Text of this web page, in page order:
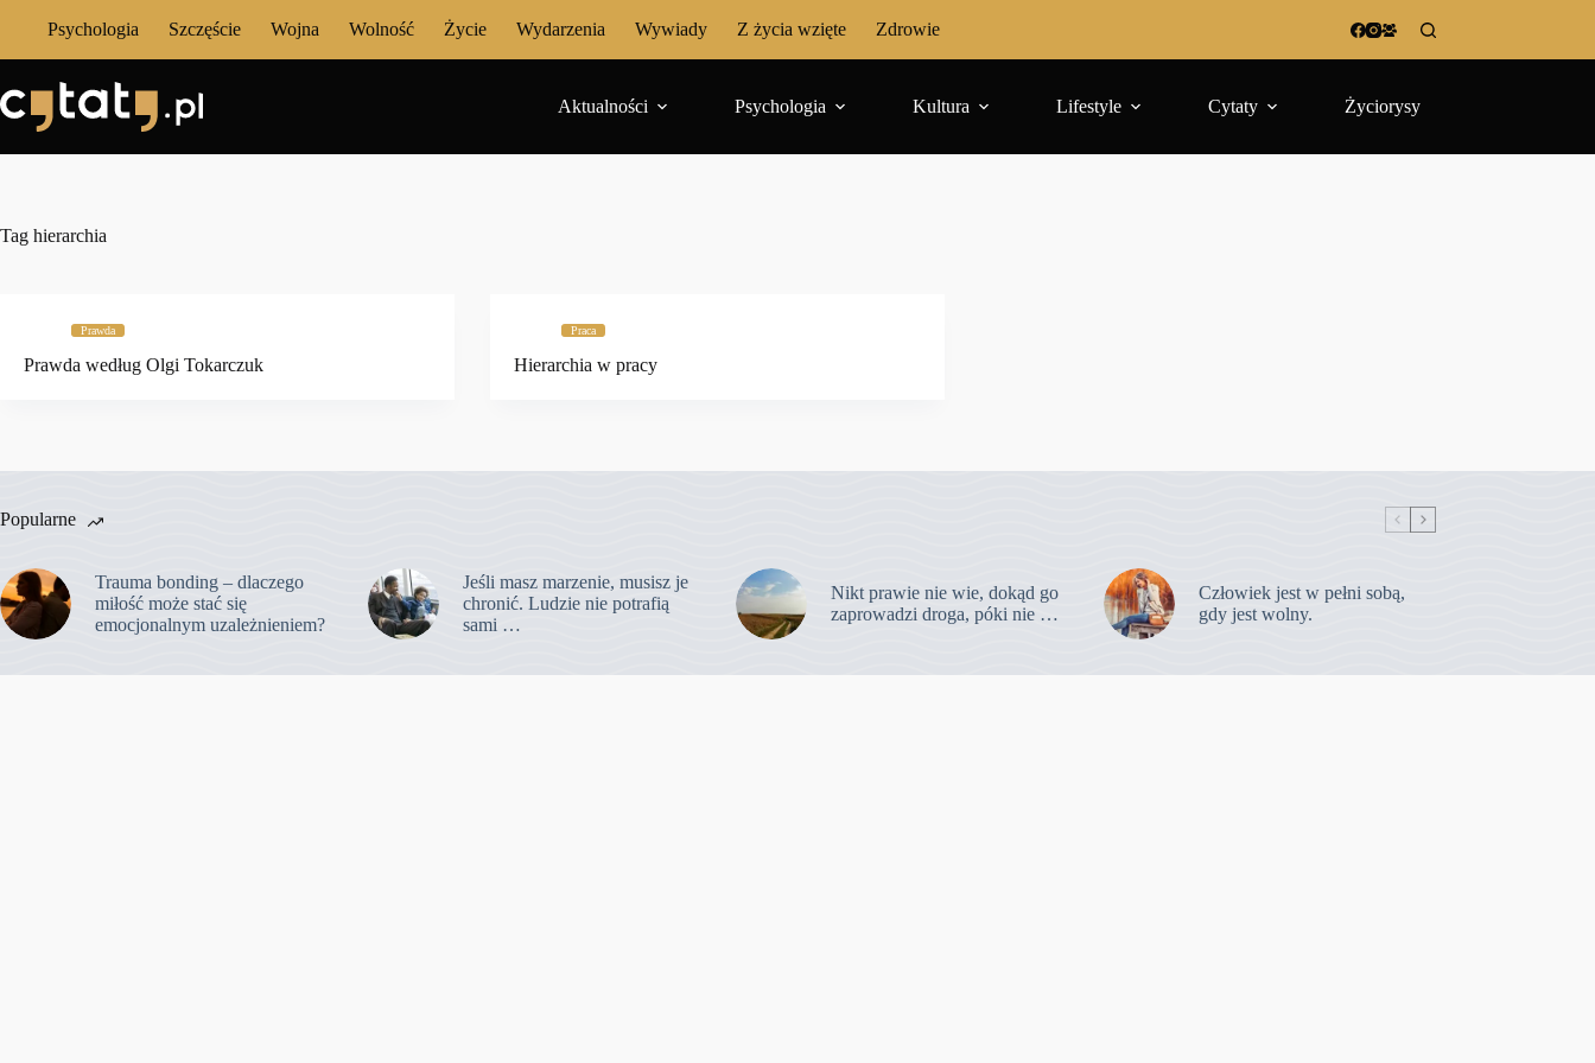
Psychologia Szczęście Wojna Wolność Życie Wydarzenia Wywiady Z życia wzięte Zdrowie
Aktualności Psychologia Kultura Lifestyle Cytaty Życiorysy
Tag hierarchia
Prawda
Prawda według Olgi Tokarczuk
Praca
Hierarchia w pracy
Popularne
Trauma bonding – dlaczego
miłość może stać się
emocjonalnym uzależnieniem?
Jeśli masz marzenie, musisz je
chronić. Ludzie nie potrafią
sami …
Nikt prawie nie wie, dokąd go
zaprowadzi droga, póki nie …
Człowiek jest w pełni sobą,
gdy jest wolny.